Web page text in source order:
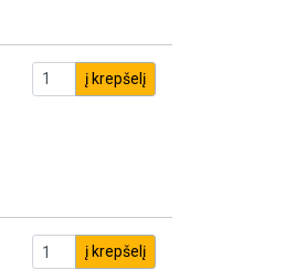
į krepšelį
į krepšelį